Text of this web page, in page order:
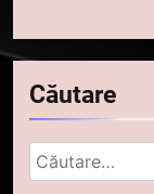
Căutare
Caută
după: